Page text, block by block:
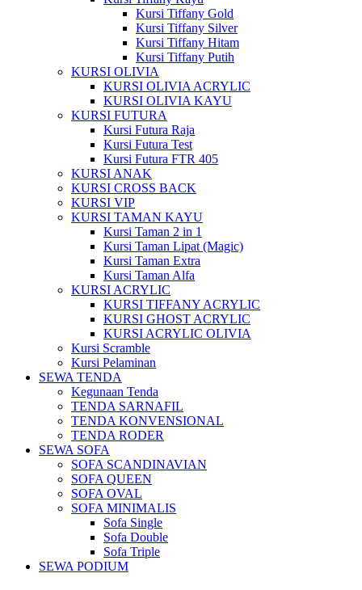
Kursi Tiffany Gold
Kursi Tiffany Silver
Kursi Tiffany Hitam
Kursi Tiffany Putih
KURSI OLIVIA
KURSI OLIVIA ACRYLIC
KURSI OLIVIA KAYU
KURSI FUTURA
Kursi Futura Raja
Kursi Futura Test
Kursi Futura FTR 405
KURSI ANAK
KURSI CROSS BACK
KURSI VIP
KURSI TAMAN KAYU
Kursi Taman 2 in 1
Kursi Taman Lipat (Magic)
Kursi Taman Extra
Kursi Taman Alfa
KURSI ACRYLIC
KURSI TIFFANY ACRYLIC
KURSI GHOST ACRYLIC
KURSI ACRYLIC OLIVIA
Kursi Scramble
Kursi Pelaminan
SEWA TENDA
Kegunaan Tenda
TENDA SARNAFIL
TENDA KONVENSIONAL
TENDA RODER
SEWA SOFA
SOFA SCANDINAVIAN
SOFA QUEEN
SOFA OVAL
SOFA MINIMALIS
Sofa Single
Sofa Double
Sofa Triple
SEWA PODIUM